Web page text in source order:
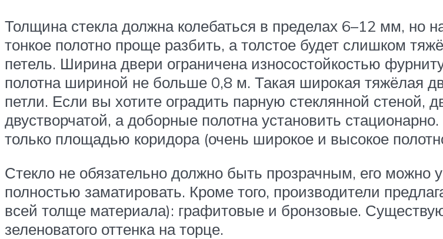
Толщина стекла должна колебаться в пределах 6–12 мм, но
тонкое полотно проще разбить, а толстое будет слишком
петель. Ширина двери ограничена износостойкостью
полотна шириной не больше 0,8 м. Такая широкая тяжёлая
петли. Если вы хотите оградить парную стеклянной стеной,
двустворчатой, а доборные полотна установить
только площадью коридора (очень широкое и высокое
Стекло не обязательно должно быть прозрачным, его можно
полностью заматировать. Кроме того, производители
всей толще материала): графитовые и бронзовые.
зеленоватого оттенка на торце.